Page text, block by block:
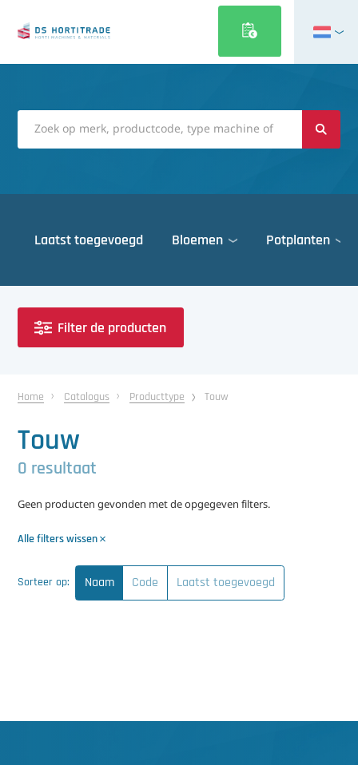
English
Deutsch
Polski
Română
Laatst toegevoegd Bloemen Potplanten
Gewasbescherming
Ontvochtiging
Reinigingsmachines
Ventilatoren
Home Catalogus Producttype Touw
Touw
0 resultaat
Geen producten gevonden met de opgegeven filters.
Alle filters wissen
Sorteer op: Naam Code Laatst toegevoegd